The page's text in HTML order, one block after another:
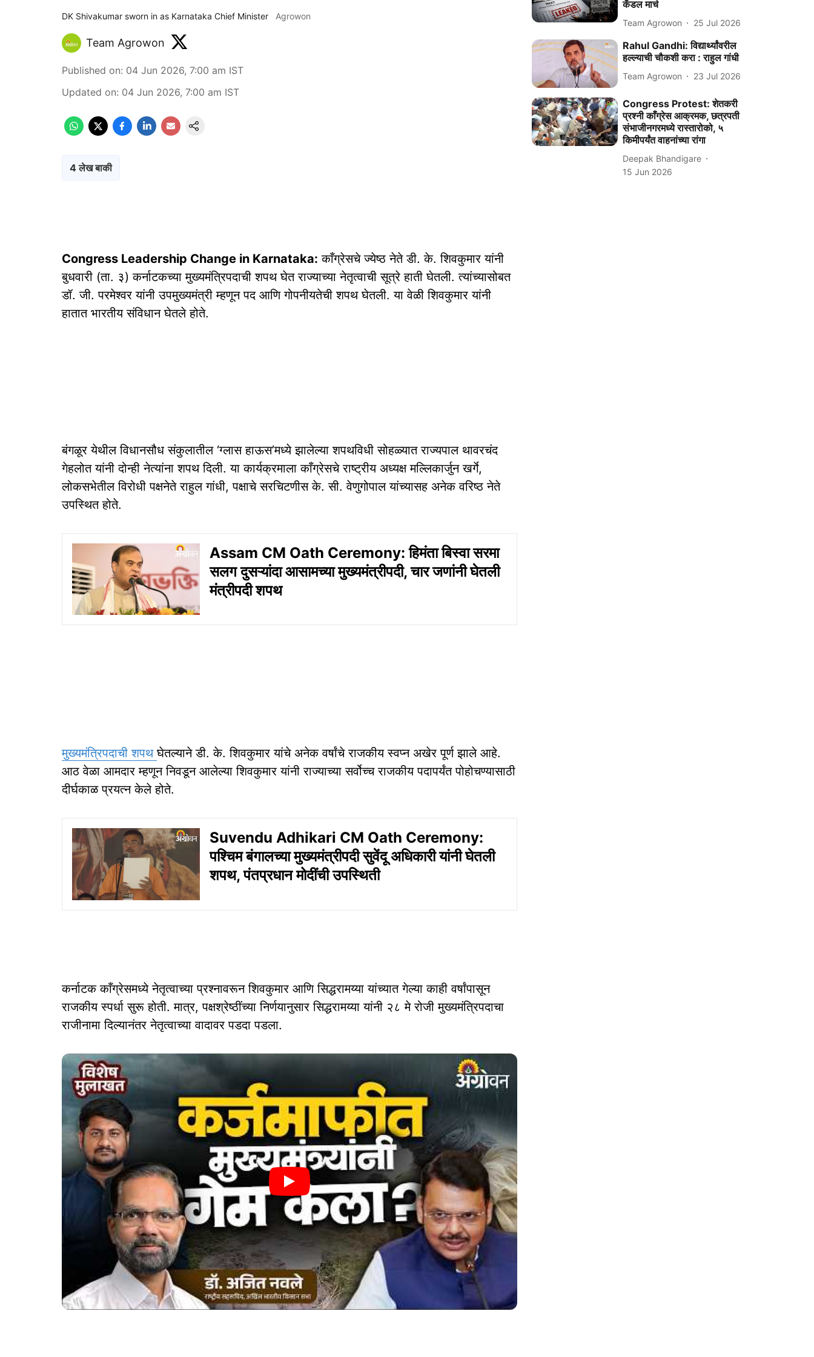
DK Shivakumar sworn in as Karnataka Chief Minister Agrowon
Team Agrowon
Published on: 04 Jun 2026, 7:00 am IST
Updated on: 04 Jun 2026, 7:00 am IST
4 लेख बाकी
Congress Leadership Change in Karnataka: काँग्रेसचे ज्येष्ठ नेते डी. के. शिवकुमार यांनी
बुधवारी (ता. ३) कर्नाटकच्या मुख्यमंत्रिपदाची शपथ घेत राज्याच्या नेतृत्वाची सूत्रे हाती घेतली. त्यांच्यासोबत
डॉ. जी. परमेश्वर यांनी उपमुख्यमंत्री म्हणून पद आणि गोपनीयतेची शपथ घेतली. या वेळी शिवकुमार यांनी
हातात भारतीय संविधान घेतले होते.
बंगळूर येथील विधानसौध संकुलातील ‘ग्लास हाऊस’मध्ये झालेल्या शपथविधी सोहळ्यात राज्यपाल थावरचंद
गेहलोत यांनी दोन्ही नेत्यांना शपथ दिली. या कार्यक्रमाला काँग्रेसचे राष्ट्रीय अध्यक्ष मल्लिकार्जुन खर्गे,
लोकसभेतील विरोधी पक्षनेते राहुल गांधी, पक्षाचे सरचिटणीस के. सी. वेणुगोपाल यांच्यासह अनेक वरिष्ठ नेते
उपस्थित होते.
Assam CM Oath Ceremony: हिमंता बिस्वा सरमा
सलग दुसऱ्यांदा आसामच्या मुख्यमंत्रीपदी, चार जणांनी घेतली
मंत्रीपदी शपथ
मुख्यमंत्रिपदाची शपथघेतल्याने डी. के. शिवकुमार यांचे अनेक वर्षांचे राजकीय स्वप्न अखेर पूर्ण झाले आहे.
आठ वेळा आमदार म्हणून निवडून आलेल्या शिवकुमार यांनी राज्याच्या सर्वोच्च राजकीय पदापर्यंत पोहोचण्यासाठी
दीर्घकाळ प्रयत्न केले होते.
Suvendu Adhikari CM Oath Ceremony:
पश्चिम बंगालच्या मुख्यमंत्रीपदी सुवेंदू अधिकारी यांनी घेतली
शपथ, पंतप्रधान मोदींची उपस्थिती
कर्नाटक काँग्रेसमध्ये नेतृत्वाच्या प्रश्नावरून शिवकुमार आणि सिद्धरामय्या यांच्यात गेल्या काही वर्षांपासून
राजकीय स्पर्धा सुरू होती. मात्र, पक्षश्रेष्ठींच्या निर्णयानुसार सिद्धरामय्या यांनी २८ मे रोजी मुख्यमंत्रिपदाचा
राजीनामा दिल्यानंतर नेतृत्वाच्या वादावर पडदा पडला.
कँडल मार्च
Team Agrowon 25 Jul 2026
Rahul Gandhi: विद्यार्थ्यांवरील
हल्ल्याची चौकशी करा : राहुल गांधी
Team Agrowon 23 Jul 2026
Congress Protest: शेतकरी
प्रश्नी काँग्रेस आक्रमक, छत्रपती
संभाजीनगरमध्ये रास्तारोको, ५
किमीपर्यंत वाहनांच्या रांगा
Deepak Bhandigare
15 Jun 2026